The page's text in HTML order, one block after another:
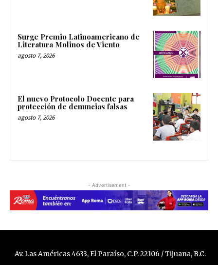
Surge Premio Latinoamericano de
Literatura Molinos de Viento
agosto 7, 2026
El nuevo Protocolo Docente para
protección de denuncias falsas
agosto 7, 2026
- Advertisement -
Av. Las Américas 4633, El Paraíso, C.P. 22106 / Tijuana, B.C.